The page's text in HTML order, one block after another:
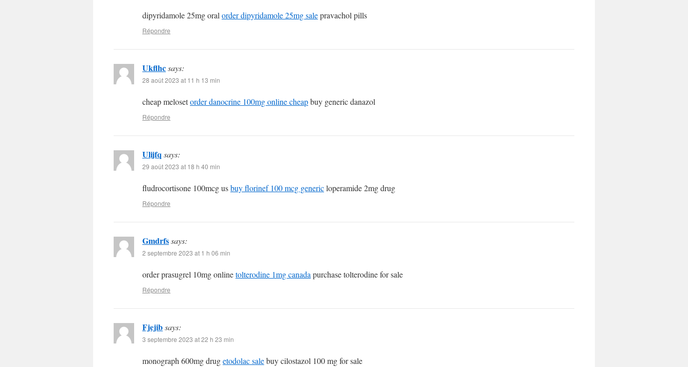
dipyridamole 25mg oral order dipyridamole 25mg salepravachol pills
Répondre
Ukflhcsays:
28 août 2023 at 11 h 13 min
cheap melosetorder danocrine 100mg online cheapbuy generic danazol
Répondre
Ulijfq says:
29 août 2023 at 18 h 40 min
fludrocortisone 100mcg usbuy florinef 100 mcg genericloperamide 2mg drug
Répondre
Gmdrfssays:
2 septembre 2023 at 1 h 06 min
order prasugrel 10mg onlinetolterodine 1mg canada purchase tolterodine for sale
Répondre
Fjejibsays:
3 septembre 2023 at 22 h 23 min
monograph 600mg drugetodolac salebuy cilostazol 100 mg for sale